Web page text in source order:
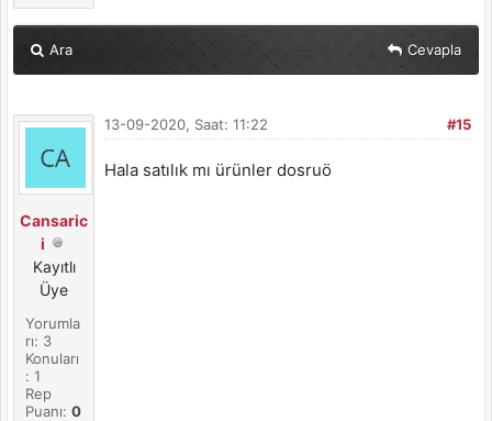
Ara Cevapla
Cansaric
i
Kayıtlı
Üye
Yorumla
rı: 3
Konuları
: 1
Rep
Puanı:0
#15
13-09-2020, Saat: 11:22
Hala satılık mı ürünler dosruö